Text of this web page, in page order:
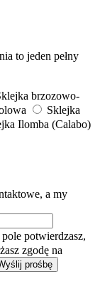
to jeden pełny
brzozowo-
Sklejka
Ilomba (Calabo)
a my
potwierdzasz,
zgodę na
prośbę